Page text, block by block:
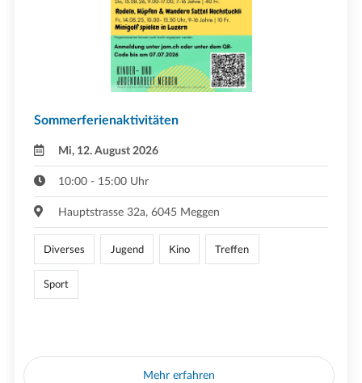
Sommerferienaktivitäten
Mi, 12. August 2026
10:00 - 15:00 Uhr
Hauptstrasse 32a, 6045 Meggen
Diverses Jugend Kino Treffen
Sport
Mehr erfahren